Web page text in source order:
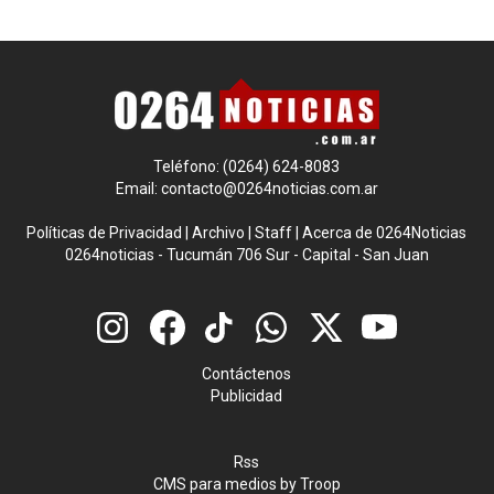
Teléfono: (0264) 624-8083
Email: contacto@0264noticias.com.ar
Políticas de Privacidad |Archivo |Staff |Acerca de 0264Noticias
0264noticias - Tucumán 706 Sur - Capital - San Juan
Contáctenos
Publicidad
Rss
CMS para medios byTroop